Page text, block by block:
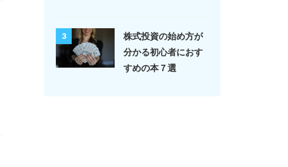
3
株式投資の始め方が
分かる初心者におす
すめの本７選